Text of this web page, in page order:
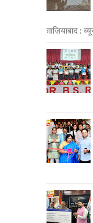
ग़ाज़ियाबाद :